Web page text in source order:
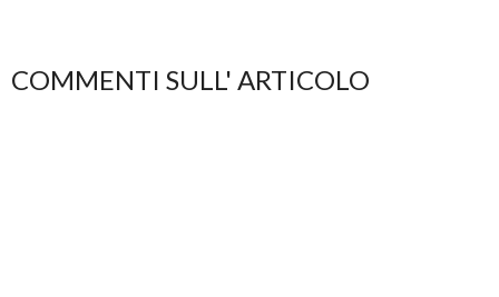
COMMENTI SULL' ARTICOLO